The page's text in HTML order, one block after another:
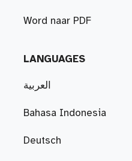
Word naar PDF
LANGUAGES
العربية
Bahasa Indonesia
Deutsch